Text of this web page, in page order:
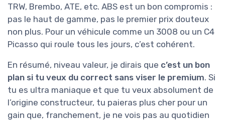
TRW, Brembo, ATE, etc. ABS est un bon compromis :
pas le haut de gamme, pas le premier prix douteux
non plus. Pour un véhicule comme un 3008 ou un C4
Picasso qui roule tous les jours, c’est cohérent.
En résumé, niveau valeur, je dirais que c’est un bon
plan si tu veux du correct sans viser le premium. Si
tu es ultra maniaque et que tu veux absolument de
l’origine constructeur, tu paieras plus cher pour un
gain que, franchement, je ne vois pas au quotidien